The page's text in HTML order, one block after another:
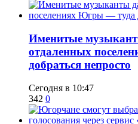
Именитые
отдаленных
добраться непросто
Сегодня в 10:47
342 0